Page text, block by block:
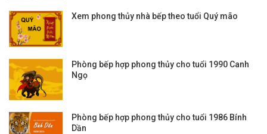
Xem phong thủy nhà bếp theo tuổi Quý mão
Phòng bếp hợp phong thủy cho tuổi 1990 Canh
Ngọ
Phòng bếp hợp phong thủy cho tuổi 1986 Bính
Dần